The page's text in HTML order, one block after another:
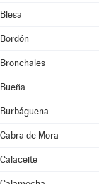
Blesa
Bordón
Bronchales
Bueña
Burbáguena
Cabra de Mora
Calaceite